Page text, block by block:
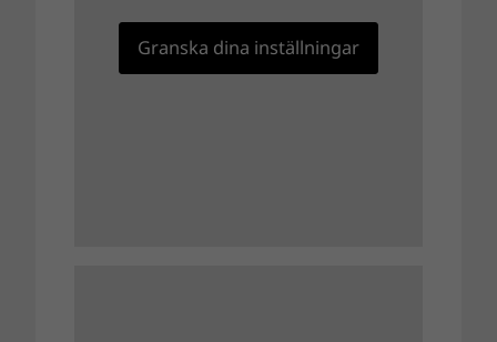
Granska dina inställningar